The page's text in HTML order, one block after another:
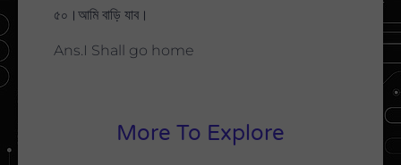
৫০।আমি বাড়ি যাব।
Ans.I Shall go home
More To Explore